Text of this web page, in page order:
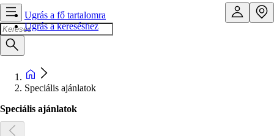
Ugrás a fő tartalomra
Ugrás a kereséshez
Speciális ajánlatok
Speciális ajánlatok